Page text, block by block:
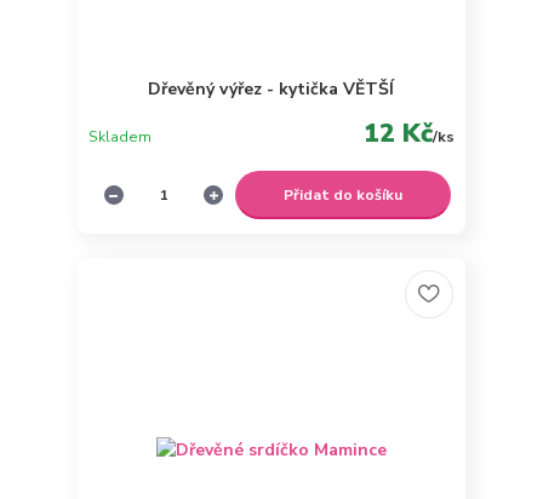
Dřevěný výřez - kytička VĚTŠÍ
12 Kč/ks
Skladem
Přidat do košíku